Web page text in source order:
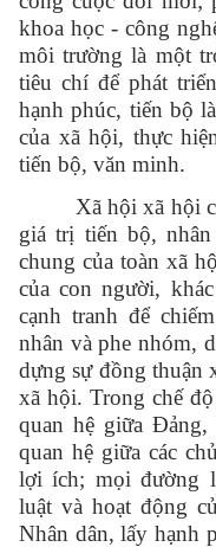
khoa học - công
môi trường là một
tiêu chí để phát
hạnh phúc, tiến bộ
của xã hội, thực
tiến bộ, văn minh.
Xã hội xã hội
giá trị tiến bộ,
chung của toàn xã
của con người,
cạnh tranh để
nhân và phe nhóm,
dựng sự đồng thuận
xã hội. Trong chế
quan hệ giữa
quan hệ giữa các
lợi ích; mọi đường
luật và hoạt động
Nhân dân, lấy hạnh